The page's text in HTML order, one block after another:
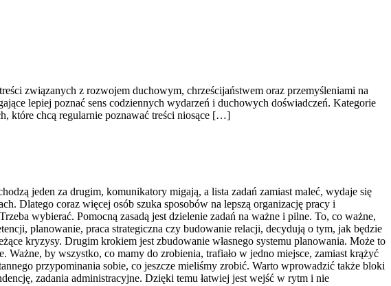
związanych z rozwojem duchowym, chrześcijaństwem oraz przemyśleniami na
lepiej poznać sens codziennych wydarzeń i duchowych doświadczeń. Kategorie
które chcą regularnie poznawać treści niosące […]
jeden za drugim, komunikatory migają, a lista zadań zamiast maleć, wydaje się
Dlatego coraz więcej osób szuka sposobów na lepszą organizację pracy i
wybierać. Pomocną zasadą jest dzielenie zadań na ważne i pilne. To, co ważne,
planowanie, praca strategiczna czy budowanie relacji, decydują o tym, jak będzie
kryzysy. Drugim krokiem jest zbudowanie własnego systemu planowania. Może to
by wszystko, co mamy do zrobienia, trafiało w jedno miejsce, zamiast krążyć
przypominania sobie, co jeszcze mieliśmy zrobić. Warto wprowadzić także bloki
zadania administracyjne. Dzięki temu łatwiej jest wejść w rytm i nie